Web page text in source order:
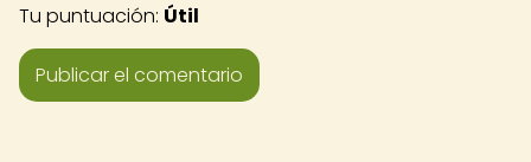
Tu puntuación: Útil